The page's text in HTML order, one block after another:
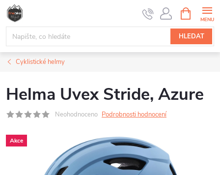
Přejít
obsah
HLEDAT
NÁKUPNÍ
KOŠÍK
Cyklistické helmy
Helma Uvex Stride, Azure
Neohodnoceno Podrobnosti hodnocení
Akce